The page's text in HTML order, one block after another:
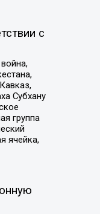
с
Субхану
группа
ячейка,